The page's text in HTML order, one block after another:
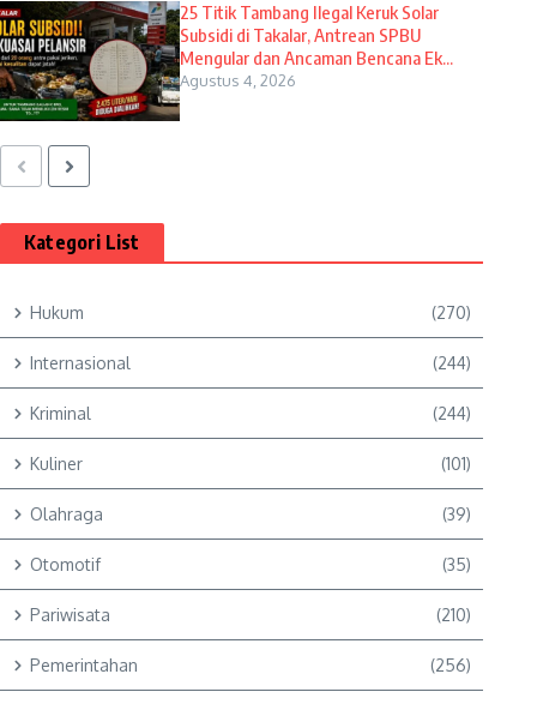
25 Titik Tambang Ilegal Keruk Solar
Subsidi di Takalar, Antrean SPBU
Mengular dan Ancaman Bencana Ek...
Agustus 4, 2026
Kategori List
Hukum (270)
Internasional (244)
Kriminal (244)
Kuliner (101)
Olahraga (39)
Otomotif (35)
Pariwisata (210)
Pemerintahan (256)